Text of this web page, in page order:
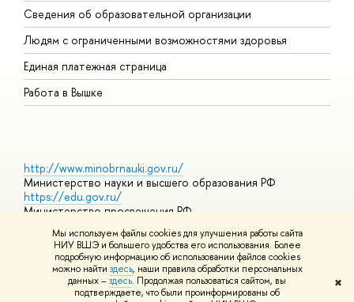
Мы используем файлы cookies для улучшения работы сайта
НИУ ВШЭ и большего удобства его использования. Более
подробную информацию об использовании файлов cookies
можно найти здесь, наши правила обработки персональных
данных –здесь. Продолжая пользоваться сайтом, вы
подтверждаете, что были проинформированы об
✖
Сведения об образовательной организации
Людям с ограниченными возможностями здоровья
Единая платежная страница
Работа в Вышке
http://www.minobrnauki.gov.ru/
Министерство науки и высшего образования РФ
https://edu.gov.ru/
Министерство просвещения РФ
https://elearning.hse.ru/mooc
Массовые открытые онлайн-курсы
© НИУ ВШЭ 1993–2026 Адреса и контактыУсловия
использования материалов Политика конфиденциальности